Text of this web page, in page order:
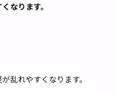
なります。
乱れやすくなります。